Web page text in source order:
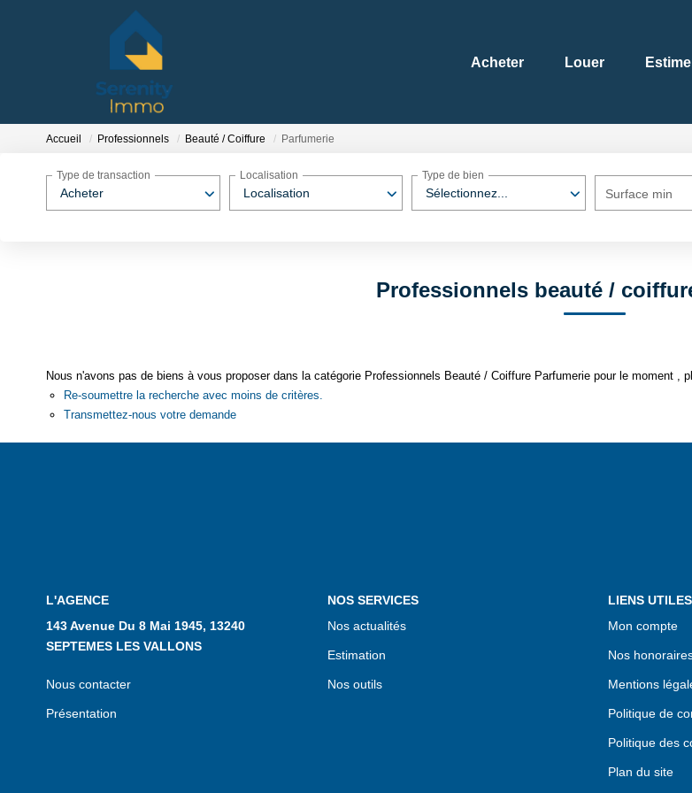
Acheter Louer
Accueil Professionnels Beauté / Coiffure Parfumerie
Acheter
Type de transaction
Localisation
Localisation
Sélectionnez...
Type de bien
Surface min
Professionnels beauté /
Nous n'avons pas de biens à vous proposer dans la catégorie Professionnels Beauté / Coiffure Parfumerie pour le moment ,
Re-soumettre la recherche avec moins de critères.
Transmettez-nous votre demande
L'AGENCE
143 Avenue Du 8 Mai 1945, 13240
SEPTEMES LES VALLONS
Nous contacter
Présentation
NOS SERVICES
Nos actualités
Estimation
Nos outils
LIENS UTILES
Mon compte
Nos
Mentions
Politique de
Politique des
Plan du site